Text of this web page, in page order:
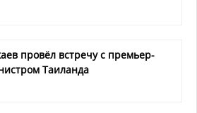
провёл встречу с премьер-
Таиланда